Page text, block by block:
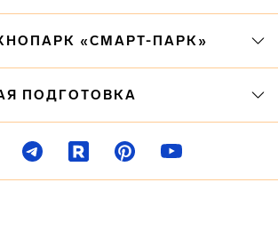
«СМАРТ-ПАРК»
ПОДГОТОВКА